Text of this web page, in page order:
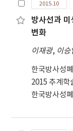
2015.10
방사선과
변화
이재광, 이승
한국방사성
2015 추계학
한국방사성